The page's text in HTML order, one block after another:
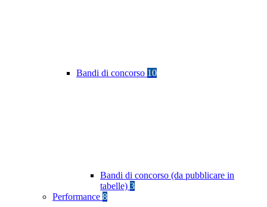
Bandi di concorso 10
Bandi di concorso (da pubblicare in
tabelle) 3
Performance 8